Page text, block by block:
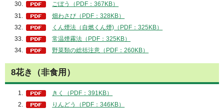
ごぼう（PDF：367KB）
畑わさび（PDF：328KB）
くん煙法（自燃くん煙)（PDF：325KB）
常温煙霧法（PDF：325KB）
野菜類の総括注意（PDF：260KB）
8花き（非食用）
きく（PDF：391KB）
りんどう（PDF：346KB）